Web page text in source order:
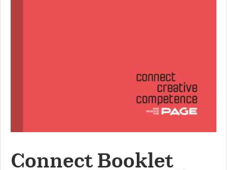
Connect Booklet